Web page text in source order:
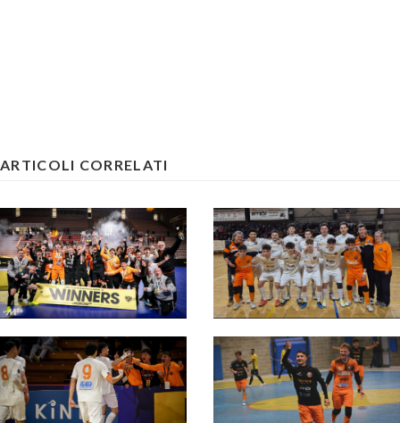
ARTICOLI CORRELATI